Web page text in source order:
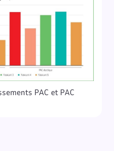
PAC et PAC